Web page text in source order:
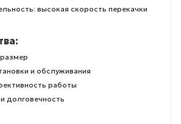
высокая скорость перекачки
и обслуживания
работы
долговечность